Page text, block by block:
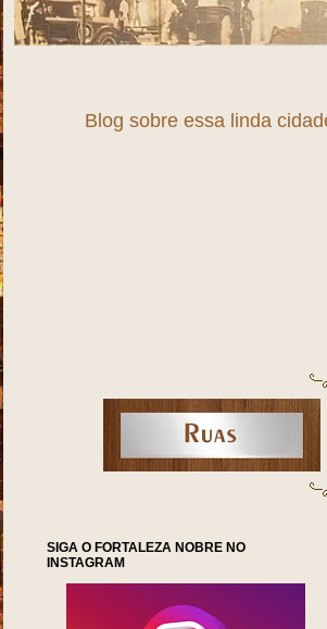
Blog sobre essa linda
SIGA O FORTALEZA NOBRE NO
INSTAGRAM